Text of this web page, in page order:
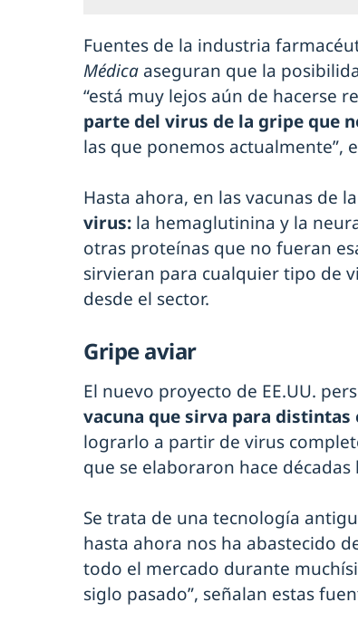
Fuentes de la industria
Médica aseguran que la
“está muy lejos aún de hacerse
parte del virus de la gripe que
las que ponemos actualmente”,
Hasta ahora, en las vacunas de
virus: la hemaglutinina y la
otras proteínas que no fueran
sirvieran para cualquier tipo de
desde el sector.
Gripe aviar
El nuevo proyecto de EE.UU.
vacuna que sirva para
lograrlo a partir de virus
que se elaboraron hace
Se trata de una tecnología
hasta ahora nos ha abastecido
todo el mercado durante
siglo pasado”, señalan estas